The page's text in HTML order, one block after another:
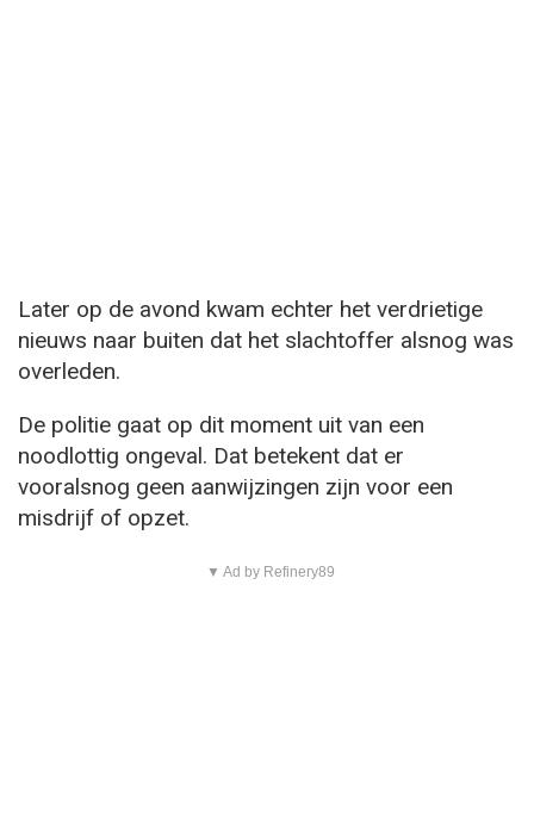
Later op de avond kwam echter het verdrietige
nieuws naar buiten dat het slachtoffer alsnog was
overleden.
De politie gaat op dit moment uit van een
noodlottig ongeval. Dat betekent dat er
vooralsnog geen aanwijzingen zijn voor een
misdrijf of opzet.
▼ Ad by Refinery89